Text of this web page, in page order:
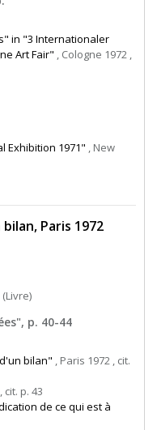
in "3 Internationaler
Art Fair" , Cologne 1972 ,
Exhibition 1971" , New
Paris 1972
p. 40-44
bilan" , Paris 1972 , cit.
cit. p. 43
de ce qui est à